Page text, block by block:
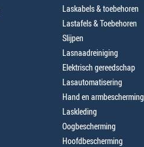
Laskabels & toebehoren
Lastafels & Toebehoren
Slijpen
Lasnaadreiniging
Elektrisch gereedschap
Lasautomatisering
Hand en armbescherming
Laskleding
Oogbescherming
Hoofdbescherming